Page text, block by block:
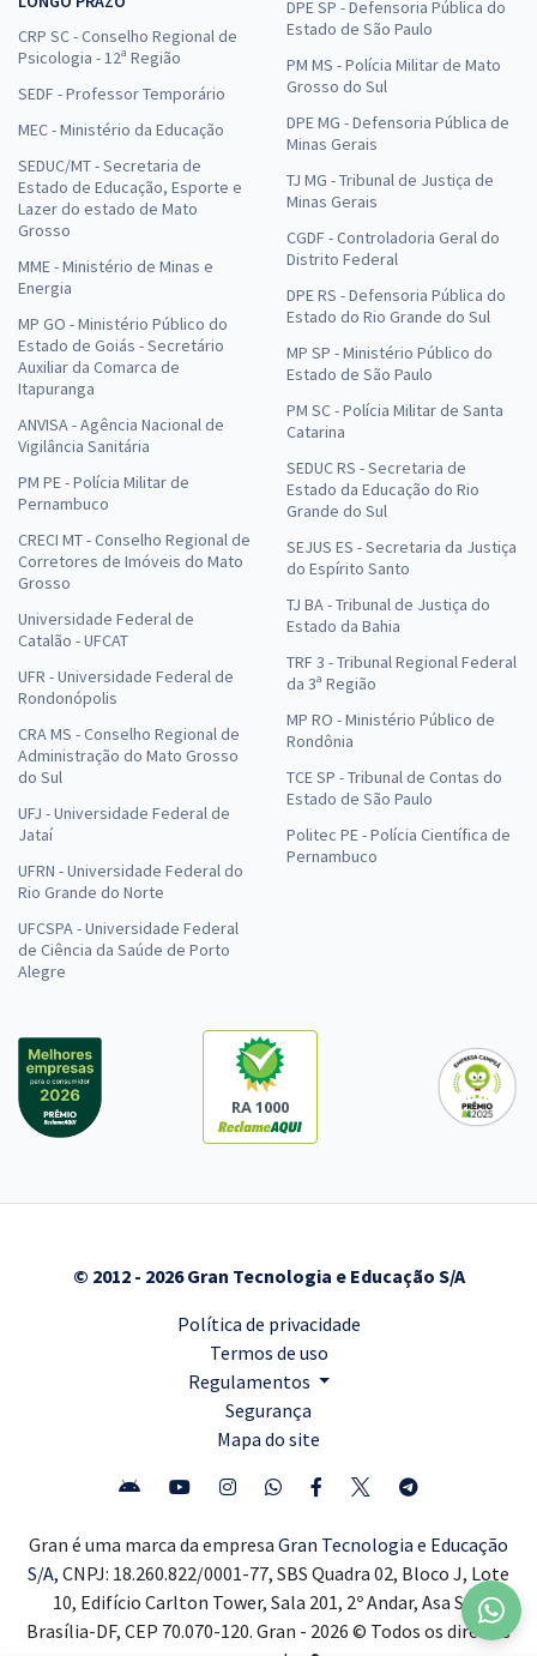
CRP SC - Conselho Regional de
Psicologia - 12ª Região
SEDF - Professor Temporário
MEC - Ministério da Educação
SEDUC/MT - Secretaria de
Estado de Educação, Esporte e
Lazer do estado de Mato
Grosso
MME - Ministério de Minas e
Energia
MP GO - Ministério Público do
Estado de Goiás - Secretário
Auxiliar da Comarca de
Itapuranga
ANVISA - Agência Nacional de
Vigilância Sanitária
PM PE - Polícia Militar de
Pernambuco
CRECI MT - Conselho Regional de
Corretores de Imóveis do Mato
Grosso
Universidade Federal de
Catalão - UFCAT
UFR - Universidade Federal de
Rondonópolis
CRA MS - Conselho Regional de
Administração do Mato Grosso
do Sul
UFJ - Universidade Federal de
Jataí
UFRN - Universidade Federal do
Rio Grande do Norte
UFCSPA - Universidade Federal
de Ciência da Saúde de Porto
Alegre
DPE SP - Defensoria Pública do
Estado de São Paulo
PM MS - Polícia Militar de Mato
Grosso do Sul
DPE MG - Defensoria Pública de
Minas Gerais
TJ MG - Tribunal de Justiça de
Minas Gerais
CGDF - Controladoria Geral do
Distrito Federal
DPE RS - Defensoria Pública do
Estado do Rio Grande do Sul
MP SP - Ministério Público do
Estado de São Paulo
PM SC - Polícia Militar de Santa
Catarina
SEDUC RS - Secretaria de
Estado da Educação do Rio
Grande do Sul
SEJUS ES - Secretaria da Justiça
do Espírito Santo
TJ BA - Tribunal de Justiça do
Estado da Bahia
TRF 3 - Tribunal Regional Federal
da 3ª Região
MP RO - Ministério Público de
Rondônia
TCE SP - Tribunal de Contas do
Estado de São Paulo
Politec PE - Polícia Científica de
Pernambuco
RA 1000
© 2012 - 2026 Gran Tecnologia e Educação S/A
Política de privacidade
Termos de uso
Regulamentos
Segurança
Mapa do site
Gran é uma marca da empresa Gran Tecnologia e Educação
S/A, CNPJ: 18.260.822/0001-77, SBS Quadra 02, Bloco J, Lote
10, Edifício Carlton Tower, Sala 201, 2º Andar, Asa Sul,
Brasília-DF, CEP 70.070-120. Gran - 2026 © Todos os direitos